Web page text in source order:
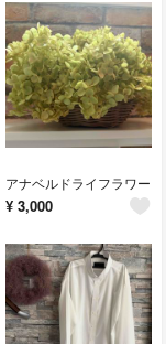
アナベルドライフラワー
¥ 3,000